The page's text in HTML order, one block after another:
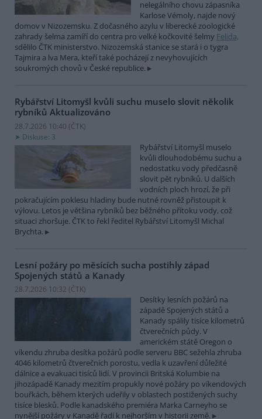
nelegálního chovu zápasníka
Karlose Vémoly, najde nový
domov v Nizozemsku. Z dočasného azylu v liberecké zoologické
zahrady šelma zamíří do centra pro velké kočkovité šelmy Felida,
sdělilo ČTK ministerstvo. Nizozemská stanice se stará i o tygra
Tajmira a lva Mera, kteří také pocházejí z nevyhovujících
soukromých chovů v České republice.
Rybářství Litomyšl kvůli suchu muselo slovit několik
rybníků Aktualizováno
28.7.2026 10:40 (ČTK)
Diskuse: 3
Rybářství Litomyšl muselo
kvůli dlouhodobému suchu a
nedostatku vody předčasně
slovit pět rybníků. U dalších
vodních ploch hrozí, že při
pokračujícím poklesu hladiny bude nutné rovněž přistoupit k
výlovu. Letos je většina rybníků bez běžného přítoku vody, což
situaci zhoršuje. ČTK to řekl ředitel Rybářství Litomyšl Michal
Brychta.
Lesní požáry po měsících sucha postihly západ
Spojených států a Kanady
28.7.2026 10:32 (ČTK)
Desítky lesních požárů na
západě Spojených států a
Kanady spálily tisíce kilometrů
čtverečních půdy. V
americkém státě Oregon o
víkendu zhruba desítka požárů podle serveru BBC sežehla zhruba
4046 kilometrů čtverečních porostu, vedla k uzavření důležité
dálnice a evakuaci tisíců lidí. V provincii Britská Kolumbie na
jihozápadě Kanady mezitím propukly nové požáry po víkendových
bouřkách, během kterých udeřily v oblastech postižených suchy
tisíce blesků. Podle kanadského premiéra Marka Carneyho se
nynější požáry v Kanadě řadí k nejhorším v historii země.